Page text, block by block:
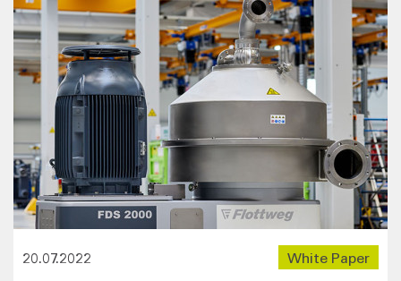
White Paper
20.07.2022